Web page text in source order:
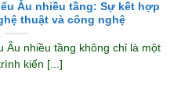
Âu nhiều tầng: Sự kết hợp
thuật và công nghệ
Âu nhiều tầng không chỉ là một
kiến [...]